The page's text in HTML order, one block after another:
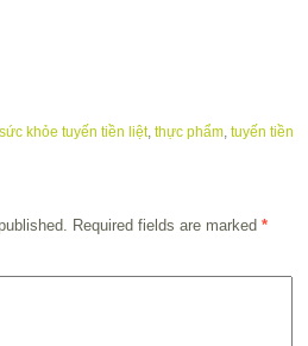
sức khỏe tuyến tiền liệt, thực phẩm tuyến tiền
Required fields are marked *